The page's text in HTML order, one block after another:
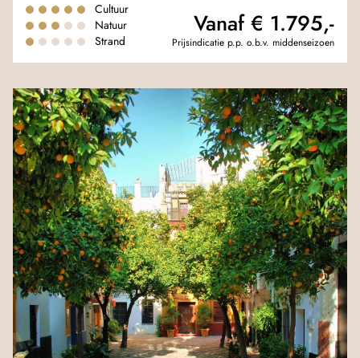
Cultuur
Natuur
Strand
Vanaf € 1.795,-
Prijsindicatie p.p. o.b.v. middenseizoen